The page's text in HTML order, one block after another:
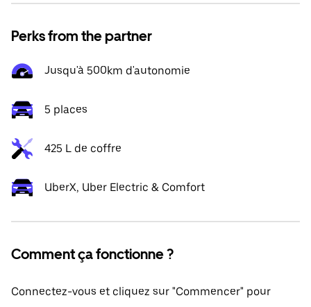
Perks from the partner
Jusqu'à 500km d'autonomie
5 places
425 L de coffre
UberX, Uber Electric & Comfort
Comment ça fonctionne ?
Connectez-vous et cliquez sur "Commencer" pour